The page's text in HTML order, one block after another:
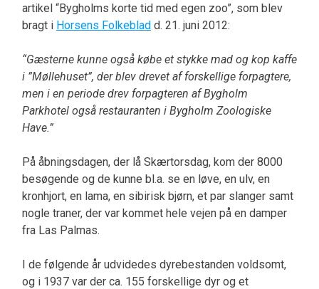
artikel “Bygholms korte tid med egen zoo”, som blev
bragt i Horsens Folkebladd. 21. juni 2012:
“Gæsterne kunne også købe et stykke mad og kop kaffe
i ”Møllehuset”, der blev drevet af forskellige forpagtere,
men i en periode drev forpagteren af Bygholm
Parkhotel også restauranten i Bygholm Zoologiske
Have.”
På åbningsdagen, der lå Skærtorsdag, kom der 8000
besøgende og de kunne bl.a. se en løve, en ulv, en
kronhjort, en lama, en sibirisk bjørn, et par slanger samt
nogle traner, der var kommet hele vejen på en damper
fra Las Palmas.
I de følgende år udvidedes dyrebestanden voldsomt,
og i 1937 var der ca. 155 forskellige dyr og et